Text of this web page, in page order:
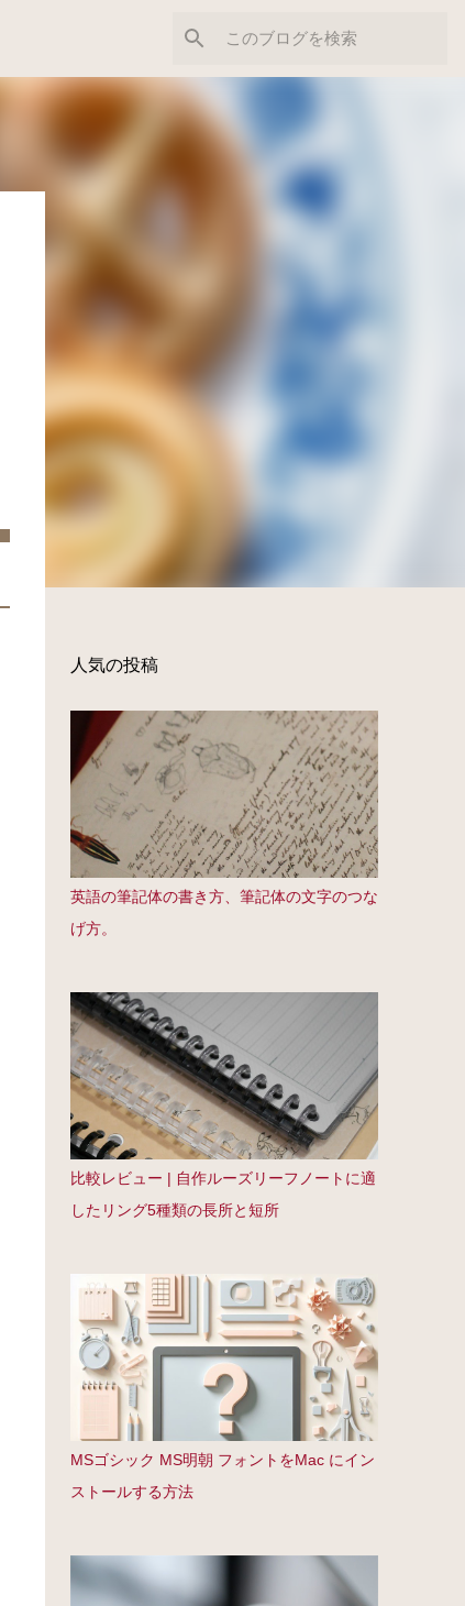
人気の投稿
英語の筆記体の書き方、筆記体の文字のつな
げ方。
比較レビュー | 自作ルーズリーフノートに適
したリング5種類の長所と短所
MSゴシック MS明朝 フォントをMac にイン
ストールする方法